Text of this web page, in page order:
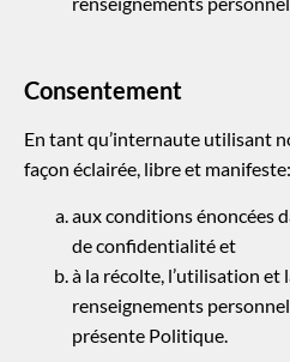
Consentement
En tant qu’internaute utilisant
façon éclairée, libre et manifeste:
aux conditions énoncées
de confidentialité et
à la récolte, l’utilisation et
renseignements
présente Politique.